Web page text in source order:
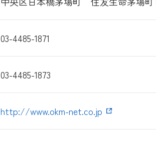
03-4485-1871
03-4485-1873
http://www.okm-net.co.jp